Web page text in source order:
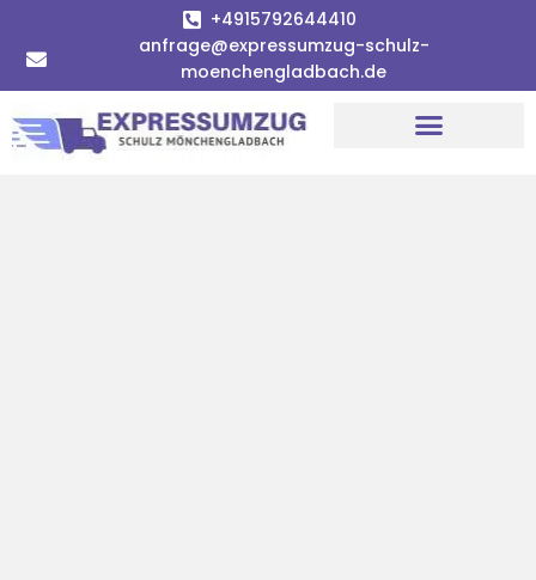
+4915792644410
anfrage@expressumzug-schulz-
moenchengladbach.de